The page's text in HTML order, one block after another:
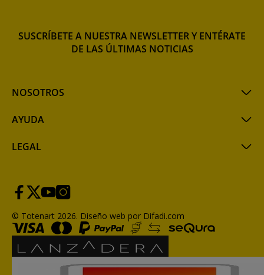
NOSOTROS
AYUDA
LEGAL
SUSCRÍBETE A NUESTRA NEWSLETTER Y ENTÉRATE
DE LAS ÚLTIMAS NOTICIAS
© Totenart 2026. Diseño web por Difadi.com